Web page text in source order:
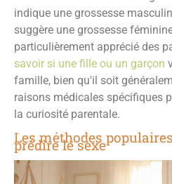
indique une grossesse
suggère une grossesse
particulièrement apprécié des
savoir si une fille ou un garçon
famille, bien qu'il soit
raisons médicales spécifiques
la curiosité parentale.
Les méthodes
prédire le sexe